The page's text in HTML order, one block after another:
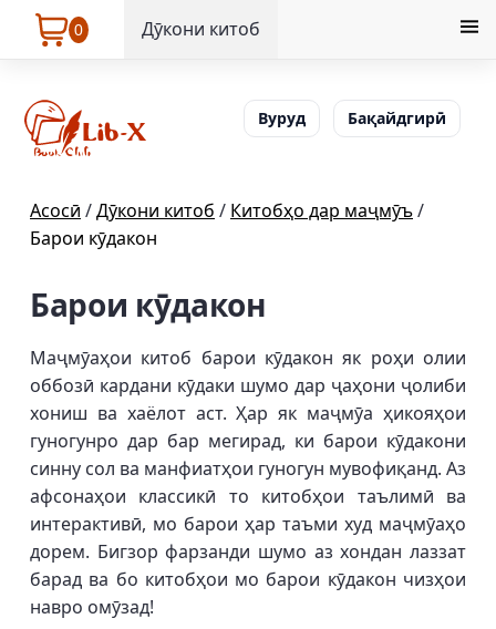
0 Дӯкони китоб
Вуруд Бақайдгирӣ
Асосӣ /Дӯкони китоб / Китобҳо дар маҷмӯъ/
Барои кӯдакон
Барои кӯдакон
Маҷмӯаҳои китоб барои кӯдакон як роҳи олии
оббозӣ кардани кӯдаки шумо дар ҷаҳони ҷолиби
хониш ва хаёлот аст. Ҳар як маҷмӯа ҳикояҳои
гуногунро дар бар мегирад, ки барои кӯдакони
синну сол ва манфиатҳои гуногун мувофиқанд. Аз
афсонаҳои классикӣ то китобҳои таълимӣ ва
интерактивӣ, мо барои ҳар таъми худ маҷмӯаҳо
дорем. Бигзор фарзанди шумо аз хондан лаззат
барад ва бо китобҳои мо барои кӯдакон чизҳои
навро омӯзад!